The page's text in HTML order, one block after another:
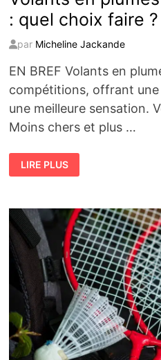
: quel choix faire ?
par Micheline Jackande
EN BREF Volants en
compétitions, offrant
une meilleure sensation.
Moins chers et plus …
VOLANTS
EN
PLUMES
:
QUEL
CHOIX
FAIRE
?
LIRE PLUS